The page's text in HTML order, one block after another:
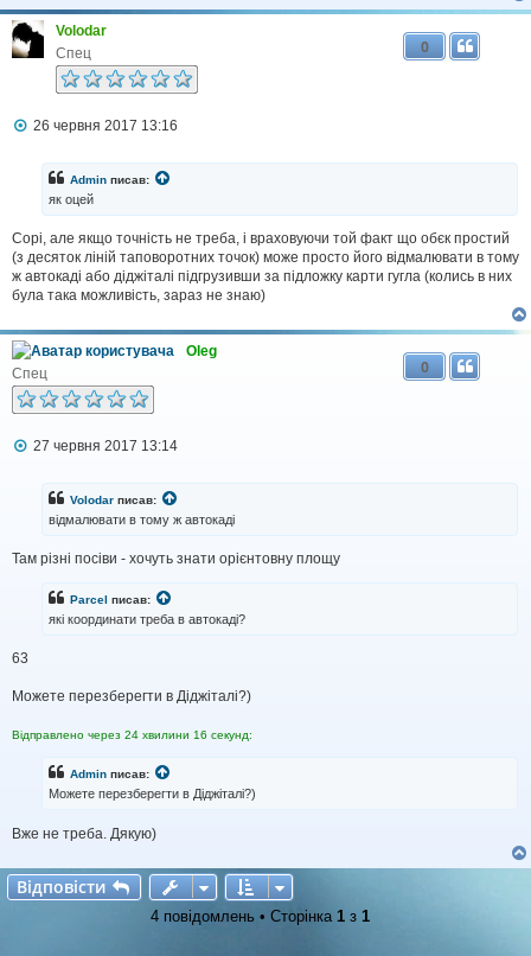
н
я
Volodar
Спец
0
П
л
е
н
н
26 червня 2017 13:16
Admin писав:
як оцей
Сорі, але якщо точність не треба, і враховуючи той факт що обєк простий
(з десяток ліній таповоротних точок) може просто його відмалювати в тому
ж автокаді або діджіталі підгрузивши за підложку карти гугла (колись в них
була така можливість, зараз не знаю)
Oleg
Спец
0
П
л
27 червня 2017 13:14
Volodar писав:
відмалювати в тому ж автокаді
Там різні посіви - хочуть знати орієнтовну площу
Parcel писав:
які координати треба в автокаді?
63
Можете перезберегти в Діджіталі?)
Відправлено через 24 хвилини 16 секунд:
Admin писав:
Можете перезберегти в Діджіталі?)
Вже не треба. Дякую)
Відповісти
Відповісти
4 повідомлень • Сторінка 1з 1